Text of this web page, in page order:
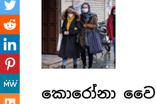
කොරෝනා